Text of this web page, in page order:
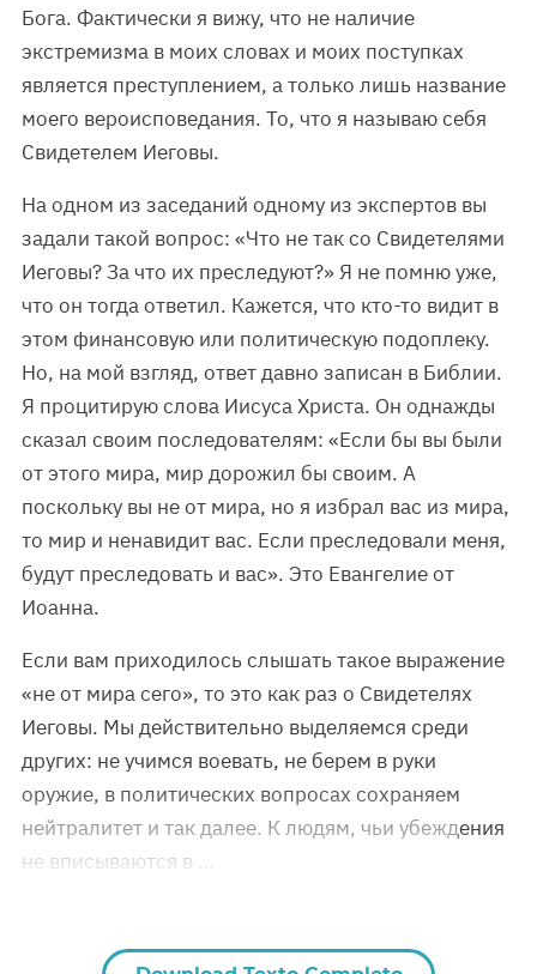
Бога. Фактически я вижу, что не наличие
экстремизма в моих словах и моих поступках
является преступлением, а только лишь название
моего вероисповедания. То, что я называю себя
Свидетелем Иеговы.
На одном из заседаний одному из экспертов вы
задали такой вопрос: «Что не так со Свидетелями
Иеговы? За что их преследуют?» Я не помню уже,
что он тогда ответил. Кажется, что кто-то видит в
этом финансовую или политическую подоплеку.
Но, на мой взгляд, ответ давно записан в Библии.
Я процитирую слова Иисуса Христа. Он однажды
сказал своим последователям: «Если бы вы были
от этого мира, мир дорожил бы своим. А
поскольку вы не от мира, но я избрал вас из мира,
то мир и ненавидит вас. Если преследовали меня,
будут преследовать и вас». Это Евангелие от
Иоанна.
Если вам приходилось слышать такое выражение
«не от мира сего», то это как раз о Свидетелях
Иеговы. Мы действительно выделяемся среди
других: не учимся воевать, не берем в руки
оружие, в политических вопросах сохраняем
нейтралитет и так далее. К людям, чьи убеждения
не вписываются в …